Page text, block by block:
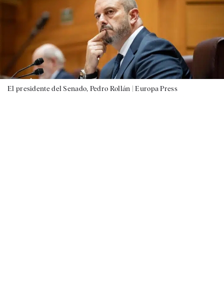
El presidente del Senado, Pedro Rollán |Europa Press